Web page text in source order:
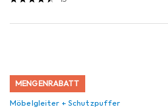
MENGENRABATT
Möbelgleiter + Schutzpuffer